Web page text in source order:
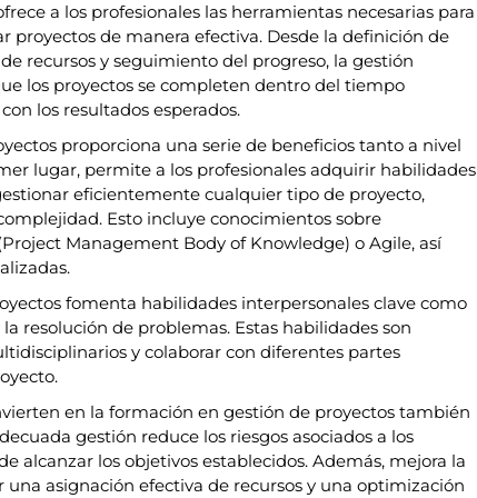
a los profesionales las herramientas necesarias para
proyectos de manera efectiva. Desde la definición de
recursos y seguimiento del progreso, la gestión
los proyectos se completen dentro del tiempo
los resultados esperados.
proporciona una serie de beneficios tanto a nivel
lugar, permite a los profesionales adquirir habilidades
eficientemente cualquier tipo de proyecto,
Esto incluye conocimientos sobre
Management Body of Knowledge) o Agile, así
fomenta habilidades interpersonales clave como
resolución de problemas. Estas habilidades son
y colaborar con diferentes partes
en la formación en gestión de proyectos también
gestión reduce los riesgos asociados a los
alcanzar los objetivos establecidos. Además, mejora la
asignación efectiva de recursos y una optimización